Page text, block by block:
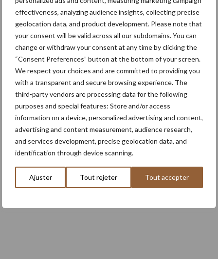
effectiveness, analyzing audience insights, collecting precise
geolocation data, and product development. Please note that
your consent will be valid across all our subdomains. You can
change or withdraw your consent at any time by clicking the
“Consent Preferences” button at the bottom of your screen.
We respect your choices and are committed to providing you
with a transparent and secure browsing experience. The
third-party vendors are processing data for the following
purposes and special features: Store and/or access
information on a device, personalized advertising and content,
advertising and content measurement, audience research,
and services development, precise geolocation data, and
identification through device scanning.
Ajuster Tout rejeter Tout accepter
capot pour le marché européen
3 Août
Pöttinger lance le Top V 6520 C, un
nouvel andaineur porté deux
toupies
31 Juil
Nooteboom et Rheinmetall
présentent une remorque militaire
avancée à huit essieux